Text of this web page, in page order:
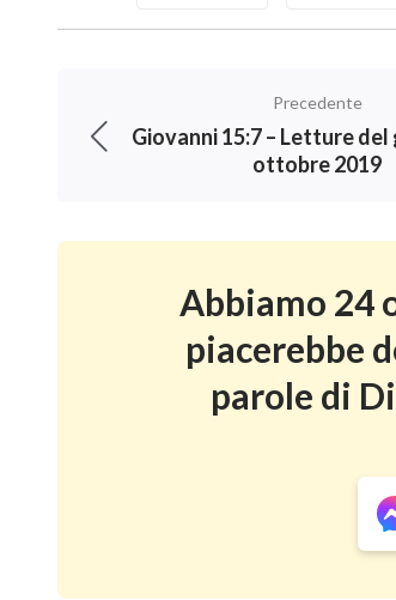
Precedente
Giovanni 15:7 – Letture del
ottobre 2019
Abbiamo 24
piacerebbe
parole di